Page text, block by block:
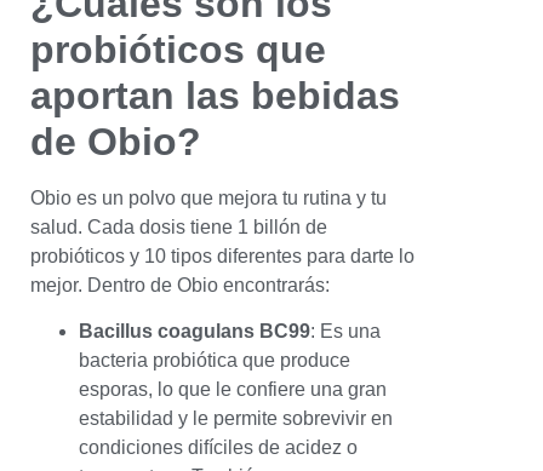
probióticos que
aportan las bebidas
de Obio?
Obio es un polvo que mejora tu rutina y tu
salud. Cada dosis tiene 1 billón de
probióticos y 10 tipos diferentes para darte lo
mejor. Dentro de Obio encontrarás:
Bacillus coagulans BC99: Es una
bacteria probiótica que produce
esporas, lo que le confiere una gran
estabilidad y le permite sobrevivir en
condiciones difíciles de acidez o